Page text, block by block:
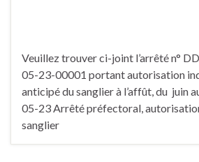
Veuillez trouver ci-joint l’arrêté n°
05-23-00001 portant autorisation
anticipé du sanglier à l’affût, du juin
05-23 Arrêté préfectoral,
sanglier